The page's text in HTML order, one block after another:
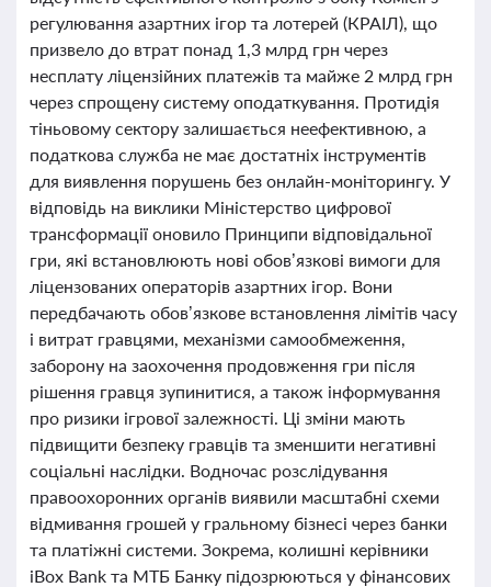
регулювання азартних ігор та лотерей (КРАІЛ), що
призвело до втрат понад 1,3 млрд грн через
несплату ліцензійних платежів та майже 2 млрд грн
через спрощену систему оподаткування. Протидія
тіньовому сектору залишається неефективною, а
податкова служба не має достатніх інструментів
для виявлення порушень без онлайн-моніторингу. У
відповідь на виклики Міністерство цифрової
трансформації оновило Принципи відповідальної
гри, які встановлюють нові обов’язкові вимоги для
ліцензованих операторів азартних ігор. Вони
передбачають обов’язкове встановлення лімітів часу
і витрат гравцями, механізми самообмеження,
заборону на заохочення продовження гри після
рішення гравця зупинитися, а також інформування
про ризики ігрової залежності. Ці зміни мають
підвищити безпеку гравців та зменшити негативні
соціальні наслідки. Водночас розслідування
правоохоронних органів виявили масштабні схеми
відмивання грошей у гральному бізнесі через банки
та платіжні системи. Зокрема, колишні керівники
iBox Bank та МТБ Банку підозрюються у фінансових